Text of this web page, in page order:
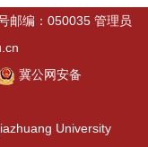
邮编：050035 管理员
冀公网安备
University